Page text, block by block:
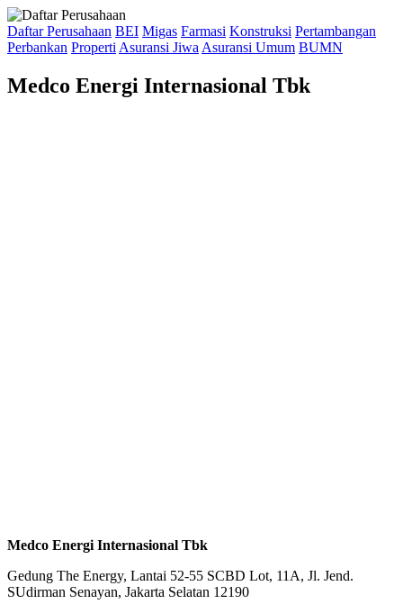
Daftar Perusahaan BEI Migas Farmasi Konstruksi Pertambangan
Perbankan Properti Asuransi Jiwa Asuransi Umum BUMN
Medco Energi Internasional Tbk
Medco Energi Internasional Tbk
Gedung The Energy, Lantai 52-55 SCBD Lot, 11A, Jl. Jend.
SUdirman Senayan, Jakarta Selatan 12190